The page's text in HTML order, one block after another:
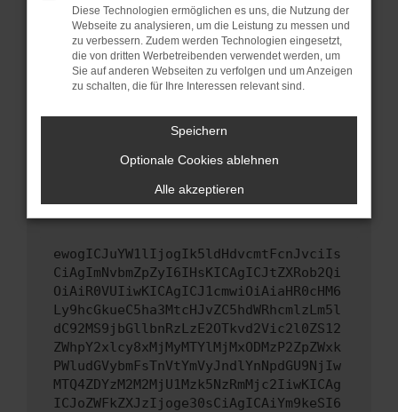
sind.
Veraltete Software birgt nicht nur ein
Sicherheitsrisiko, sondern kann auch dazu
führen, dass bestimmte Funktionen nicht mehr
unterstützt werden.
Wende dich an den Webseitenbetreiber.
Wenn du alle oben genannten Schritte versucht
hast, kontaktiere uns bitte. Wir werden
versuchen, das Problem zu beheben. Du kannst
uns diesen Text schicken, um uns bei der
ewogICJuYW1lIjogIk5ldHdvcmtFcnJvciIs
CiAgImNvbmZpZyI6IHsKICAgICJtZXRob2Qi
OiAiR0VUIiwKICAgICJ1cmwiOiAiaHR0cHM6
Ly9hcGkueC5ha3MtcHJvZC5hdWRhcmlzLm5l
dC92MS9jbGllbnRzLzE2OTkvd2Vic2l0ZS12
ZWhpY2xlcy8xMjMyMTYlMjMxODMzP2ZpZWxk
PWludGVybmFsTnVtYmVyJndlYnNpdGU9NjIw
MTQ4ZDYzM2M2MjU1Mzk5NzRmMjc2IiwKICAg
ICJoZWFkZXJzIjoge30sCiAgICAiYm9keSI6
Diese Technologien ermöglichen es uns, die Nutzung der
Webseite zu analysieren, um die Leistung zu messen und
zu verbessern. Zudem werden Technologien eingesetzt,
die von dritten Werbetreibenden verwendet werden, um
Sie auf anderen Webseiten zu verfolgen und um Anzeigen
zu schalten, die für Ihre Interessen relevant sind.
Speichern
Optionale Cookies ablehnen
Alle akzeptieren